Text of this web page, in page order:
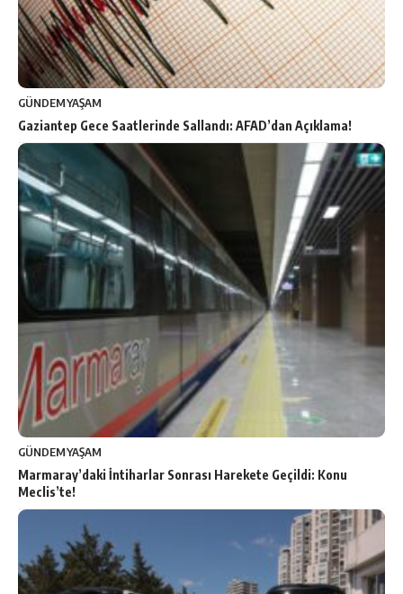
GÜNDEMYAŞAM
Gaziantep Gece Saatlerinde Sallandı: AFAD’dan Açıklama!
GÜNDEMYAŞAM
Marmaray’daki İntiharlar Sonrası Harekete Geçildi: Konu
Meclis’te!